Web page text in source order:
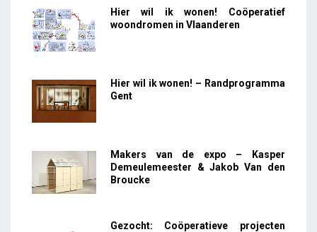
Hier wil ik wonen! Coöperatief
woondromen in Vlaanderen
Hier wil ik wonen! – Randprogramma
Gent
Makers van de expo – Kasper
Demeulemeester & Jakob Van den
Broucke
Gezocht: Coöperatieve projecten